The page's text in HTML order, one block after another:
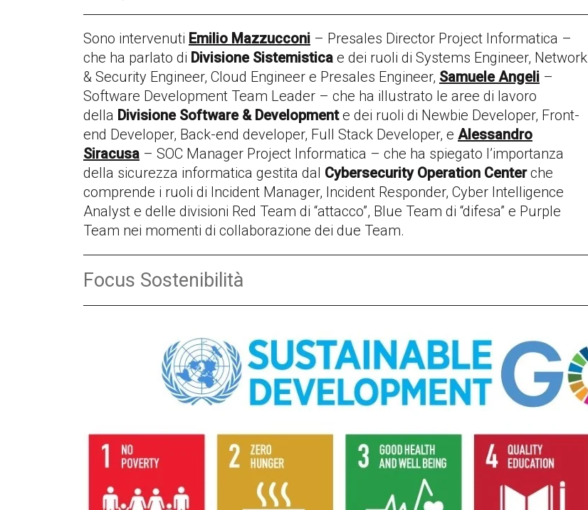
Sono intervenuti Emilio Mazzucconi – Presales Director Project Informatica –
che ha parlato di Divisione Sistemistica e dei ruoli di Systems Engineer, Network
& Security Engineer, Cloud Engineer e Presales Engineer, Samuele Angeli –
Software Development Team Leader – che ha illustrato le aree di lavoro
della Divisione Software & Developmente dei ruoli di Newbie Developer, Front-
end Developer, Back-end developer, Full Stack Developer, e Alessandro
Siracusa – SOC Manager Project Informatica – che ha spiegato l’importanza
della sicurezza informatica gestita dal Cybersecurity Operation Centerche
comprende i ruoli di Incident Manager, Incident Responder, Cyber Intelligence
Analyst e delle divisioni Red Team di “attacco”, Blue Team di “difesa” e Purple
Team nei momenti di collaborazione dei due Team.
Focus Sostenibilità